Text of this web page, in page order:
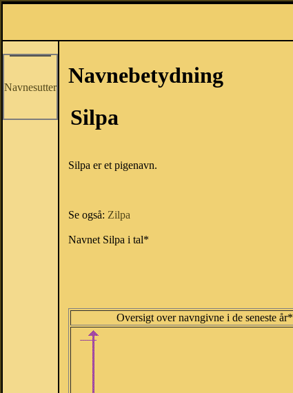
Navnesutter
Navnebetydning
Silpa
Silpa er et pigenavn.
Se også: Zilpa
Navnet Silpa i tal*
Oversigt over navngivne i de seneste år*